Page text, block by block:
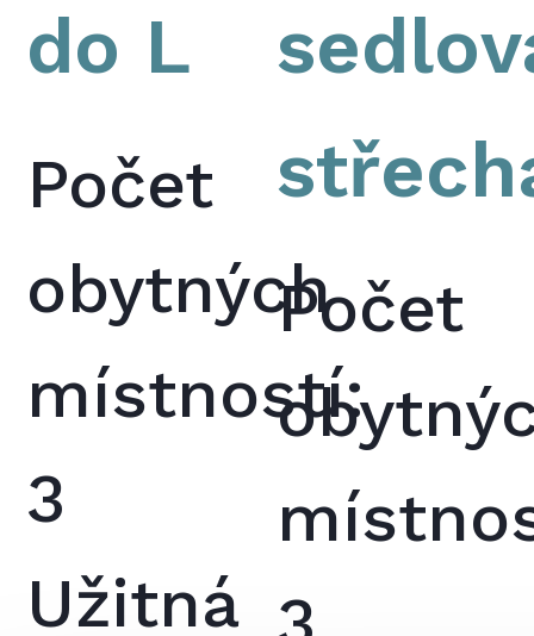
do L
Počet
obytných
místností:
3
Užitná
Počet